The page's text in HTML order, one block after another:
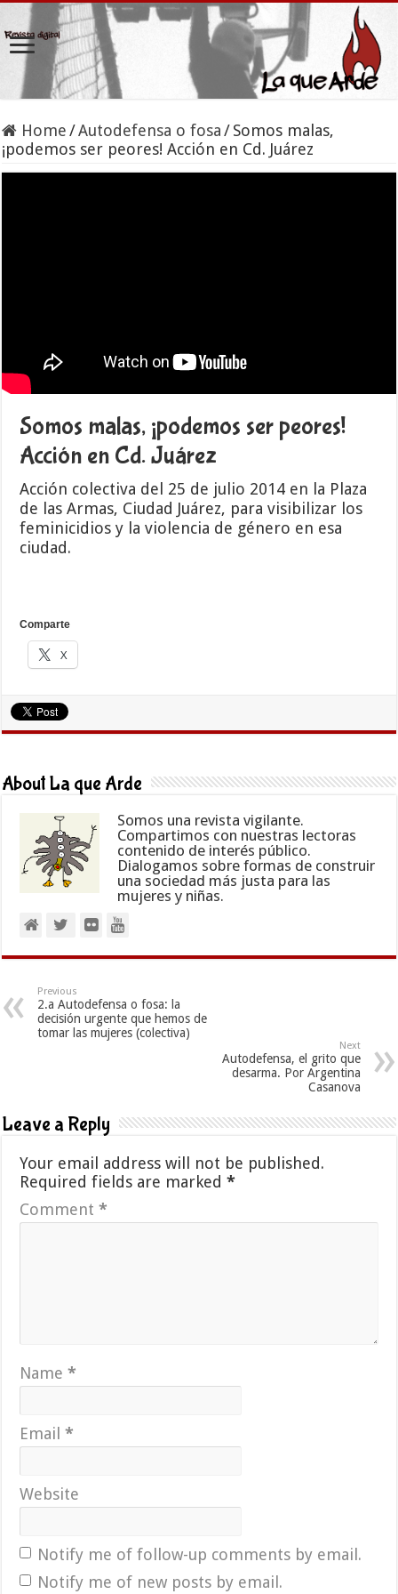
Home /Autodefensa o fosa /Somos malas,
¡podemos ser peores! Acción en Cd. Juárez
Somos malas, ¡podemos ser peores!
Acción en Cd. Juárez
Acción colectiva del 25 de julio 2014 en la Plaza
de las Armas, Ciudad Juárez, para visibilizar los
feminicidios y la violencia de género en esa
ciudad.
Comparte
X
About La que Arde
Somos una revista vigilante.
Compartimos con nuestras lectoras
contenido de interés público.
Dialogamos sobre formas de construir
una sociedad más justa para las
mujeres y niñas.
Previous
2.a Autodefensa o fosa: la
decisión urgente que hemos de
tomar las mujeres (colectiva)
Next
Autodefensa, el grito que
desarma. Por Argentina
Casanova
Leave a Reply
Your email address will not be published.
Required fields are marked*
Comment*
Name*
Email*
Website
Notify me of follow-up comments by email.
Notify me of new posts by email.